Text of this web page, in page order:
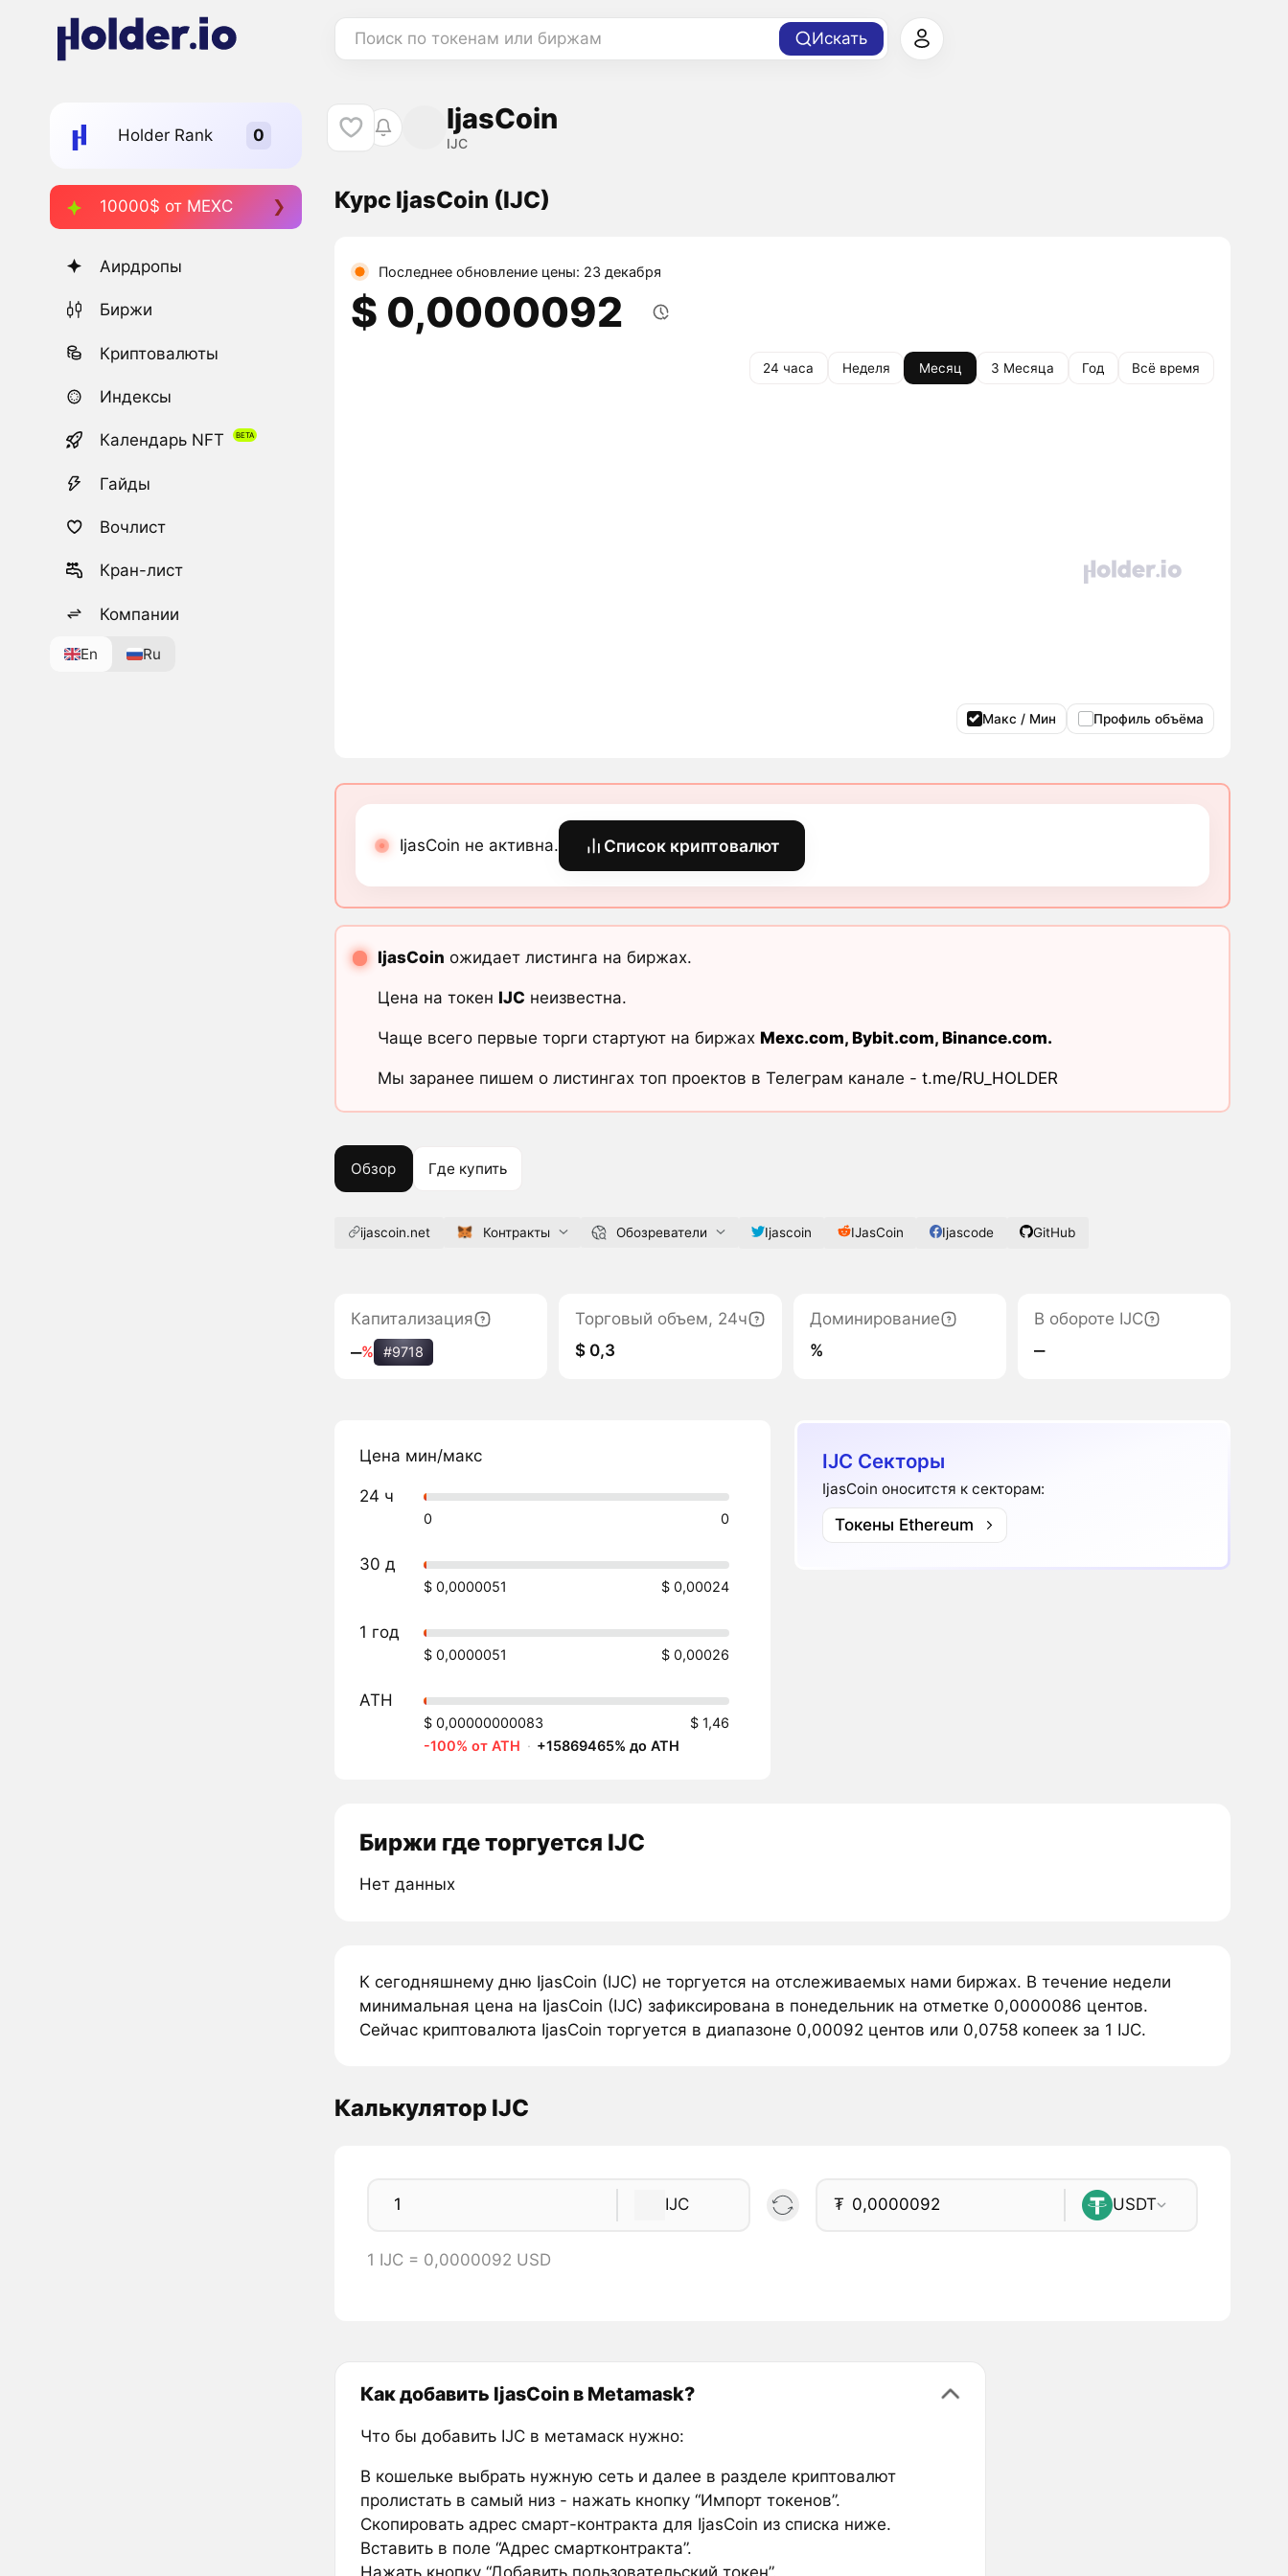
Поиск по токенам или биржам Искать
Holder Rank
10000$ от MEXC
Аирдропы
Биржи
Криптовалюты
Индексы
Календарь NFT
Гайды
Вочлист
Кран-лист
Компании
En Ru
IjasCoin
IJC
Курс IjasCoin (IJC)
Последнее обновление цены: 23 декабря
$ 0,0000092
24 часа Неделя Месяц 3 Месяца Год Всё время
Макс / Мин Профиль объёма
IjasCoin не активна. Список криптовалют
IjasCoin ожидает листинга на биржах.
Цена на токен IJC неизвестна.
Чаще всего первые торги стартуют на биржах Mexc.com, Bybit.com, Binance.com.
Мы заранее пишем о листингах топ проектов в Телеграм канале - t.me/RU_HOLDER
Обзор Где купить
ijascoin.net Контракты Обозреватели Ijascoin IJasCoin Ijascode GitHub
Капитализация
‒% #9718
Торговый объем, 24ч
$ 0,3
Доминирование
%
В обороте IJC
‒
Цена мин/макс
24 ч
0 0
30 д
$ 0,0000051 $ 0,00024
1 год
$ 0,0000051 $ 0,00026
ATH
$ 0,00000000083
$ 1,46
-100% от ATH · +15869465% до ATH
IJC Секторы
IjasCoin оноситстя к секторам:
Токены Ethereum
Биржи где торгуется IJC
Нет данных
К сегодняшнему дню IjasCoin (IJC) не торгуется на отслеживаемых нами биржах. В течение недели
минимальная цена на IjasCoin (IJC) зафиксирована в понедельник на отметке 0,0000086 центов.
Сейчас криптовалюта IjasCoin торгуется в диапазоне 0,00092 центов или 0,0758 копеек за 1 IJC.
Калькулятор IJC
IJC ₮ USDT
1 IJC = 0,0000092 USD
Как добавить IjasCoin в Metamask?
Что бы добавить IJC в метамаск нужно:
В кошельке выбрать нужную сеть и далее в разделе криптовалют
пролистать в самый низ - нажать кнопку “Импорт токенов”.
Скопировать адрес смарт-контракта для IjasCoin из списка ниже.
Вставить в поле “Адрес смартконтракта”.